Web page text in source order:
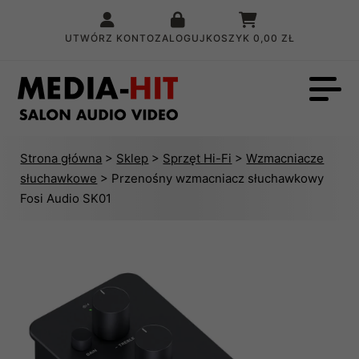
UTWÓRZ KONTOZALOGUJ KOSZYK 0,00 ZŁ
Strona główna > Sklep > Sprzęt Hi-Fi >Wzmacniacze
słuchawkowe > Przenośny wzmacniacz słuchawkowy
Fosi Audio SK01